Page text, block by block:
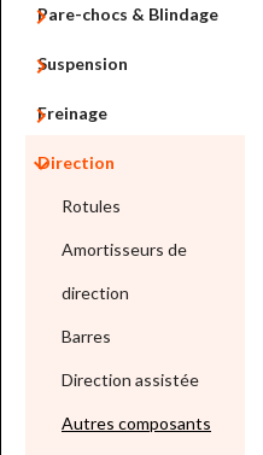
Pare-chocs & Blindage

Suspension

Freinage

Direction

Rotules
Amortisseurs de
direction
Barres
Direction assistée
Autres composants